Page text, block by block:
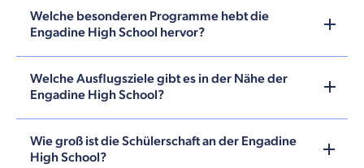
Welche besonderen Programme hebt die
Engadine High School hervor?
Welche Ausflugsziele gibt es in der Nähe der
Engadine High School?
Wie groß ist die Schülerschaft an der Engadine
High School?